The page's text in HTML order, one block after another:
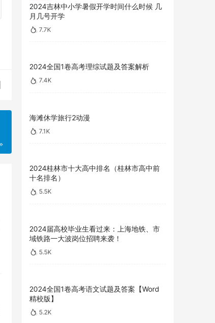
2024吉林中小学暑假开学时间什么时候 几
月几号开学
7.7K
2024全国1卷高考理综试题及答案解析
7.4K
海滩休学旅行2动漫
7.1K
2024桂林市十大高中排名（桂林市高中前
十名排名）
5.5K
2024届高校毕业生看过来：上海地铁、市
域铁路一大波岗位招聘来袭！
5.5K
2024全国1卷高考语文试题及答案【Word
精校版】
5.2K